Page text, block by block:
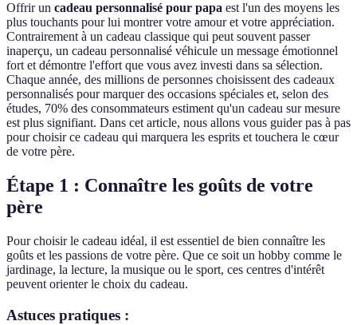
Offrir un cadeau personnalisé pour papa est l'un des moyens les
plus touchants pour lui montrer votre amour et votre appréciation.
Contrairement à un cadeau classique qui peut souvent passer
inaperçu, un cadeau personnalisé véhicule un message émotionnel
fort et démontre l'effort que vous avez investi dans sa sélection.
Chaque année, des millions de personnes choisissent des cadeaux
personnalisés pour marquer des occasions spéciales et, selon des
études, 70% des consommateurs estiment qu'un cadeau sur mesure
est plus signifiant. Dans cet article, nous allons vous guider pas à pas
pour choisir ce cadeau qui marquera les esprits et touchera le cœur
de votre père.
Étape 1 : Connaître les goûts de votre
père
Pour choisir le cadeau idéal, il est essentiel de bien connaître les
goûts et les passions de votre père. Que ce soit un hobby comme le
jardinage, la lecture, la musique ou le sport, ces centres d'intérêt
peuvent orienter le choix du cadeau.
Astuces pratiques :